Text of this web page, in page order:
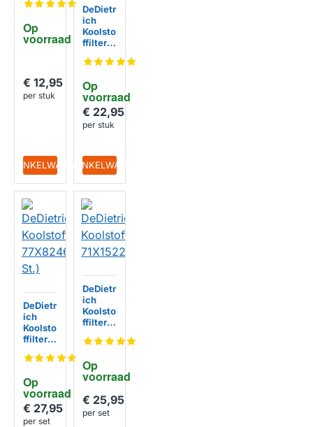
Op
voorraad
4
€ 12,95
per stuk
IN WINKELWAGEN
Op
voorraad
DeDietr
ich
Koolsto
ffilter
82 /
303
€ 22,95
per stuk
IN WINKELWAGEN
Op
voorraad
DeDietr
ich
Koolsto
ffilter
46 (2
€ 27,95
per set
Op
voorraad
DeDietr
ich
Koolsto
ffilter
2
€ 25,95
per set